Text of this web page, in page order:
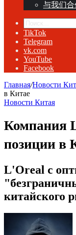
与我们合
TikTok
Telegram
vk.com
YouTube
Facebook
Главная/Новости
в Китае
Новости Китая
Компания
позиции в
L'Oreal с
китайского